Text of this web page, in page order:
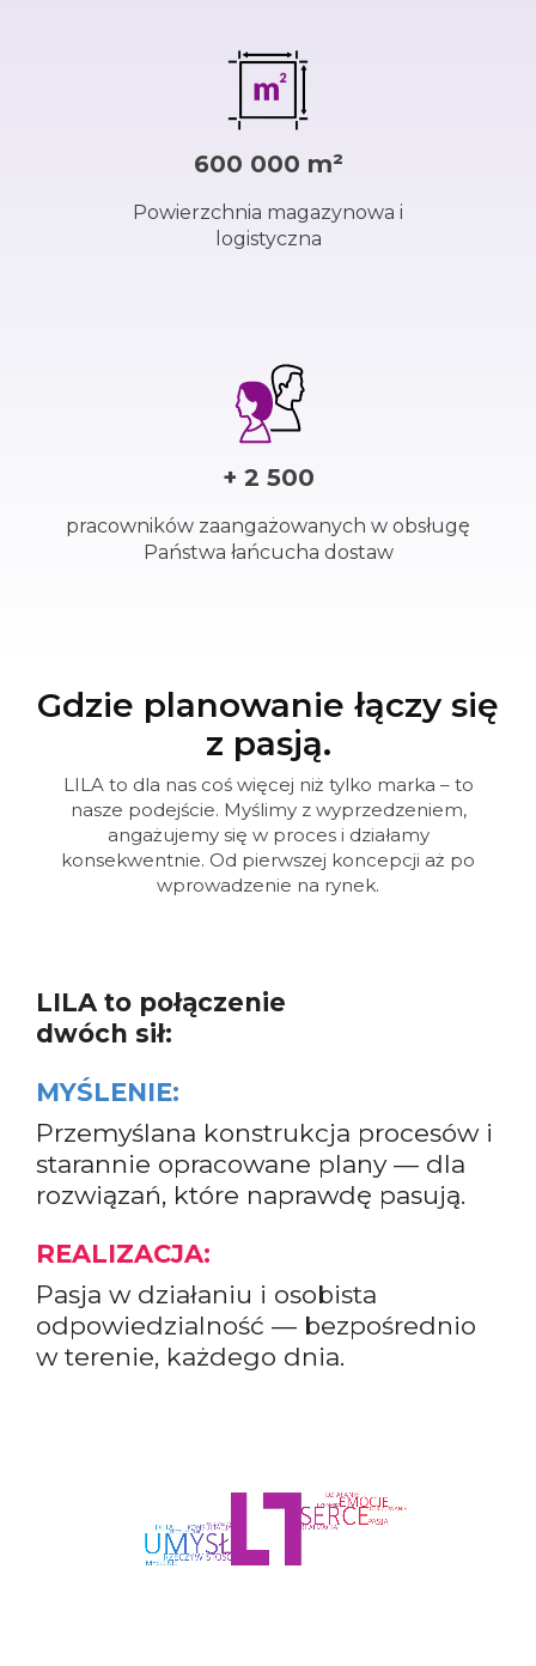
600 000 m²
Powierzchnia magazynowa i
logistyczna
+ 2 500
pracowników zaangażowanych w obsługę
Państwa łańcucha dostaw
Gdzie planowanie łączy się
z pasją.
LILA to dla nas coś więcej niż tylko marka – to
nasze podejście. Myślimy z wyprzedzeniem,
angażujemy się w proces i działamy
konsekwentnie. Od pierwszej koncepcji aż po
wprowadzenie na rynek.
LILA to połączenie
dwóch sił:
MYŚLENIE:
Przemyślana konstrukcja procesów i
starannie opracowane plany — dla
rozwiązań, które naprawdę pasują.
REALIZACJA:
Pasja w działaniu i osobista
odpowiedzialność — bezpośrednio
w terenie, każdego dnia.